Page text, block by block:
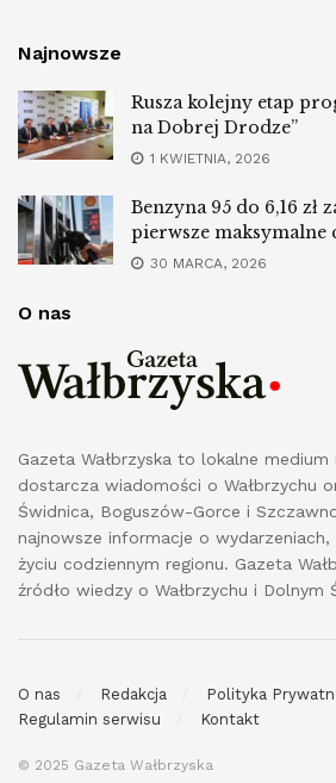
Najnowsze
Rusza kolejny etap
na Dobrej Drodze”
1 KWIETNIA, 2026
Benzyna 95 do 6,16 zł
pierwsze maksymalne
30 MARCA, 2026
O nas
Gazeta Wałbrzyska to lokalne
dostarcza wiadomości o Wałbrzychu
Świdnica, Boguszów-Gorce i
najnowsze informacje o
życiu codziennym regionu. Gazeta
źródło wiedzy o Wałbrzychu i Dolnym
O nas Redakcja
Polityka
Regulamin serwisu
Kontakt
© 2025 Gazeta Wałbrzyska